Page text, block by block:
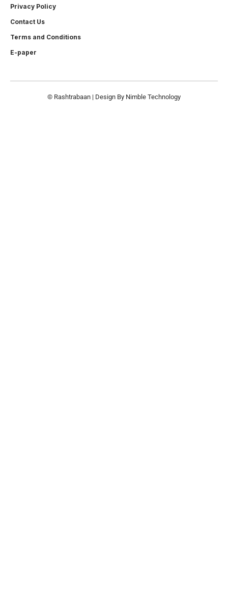
Privacy Policy
Contact Us
Terms and Conditions
E-paper
© Rashtrabaan | Design By Nimble Technology